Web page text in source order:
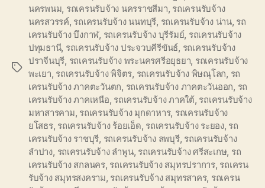
Tags
นครพนม รถเครนรับจ้าง นครราชสีมา รถเครนรับจ้าง
นครสวรรค์, รถเครนรับจ้าง นนทบุรี รถเครนรับจ้าง น่าน, รถ
เครนรับจ้าง บึงกาฬ, รถเครนรับจ้าง บุรีรัมย์, รถเครนรับจ้าง
ปทุมธานี, รถเครนรับจ้าง ประจวบคีรีขันธ์ รถเครนรับจ้าง
ปราจีนบุรี รถเครนรับจ้าง พระนครศรีอยุธยา รถเครนรับจ้าง
พะเยา รถเครนรับจ้าง พิจิตร รถเครนรับจ้าง พิษณุโลก รถ
เครนรับจ้าง ภาคตะวันตก รถเครนรับจ้าง ภาคตะวันออก รถ
เครนรับจ้าง ภาคเหนือ รถเครนรับจ้าง ภาคใต้ รถเครนรับจ้าง
มหาสารคาม รถเครนรับจ้าง มุกดาหาร, รถเครนรับจ้าง
ยโสธร, รถเครนรับจ้าง ร้อยเอ็ด รถเครนรับจ้าง ระยอง, รถ
เครนรับจ้าง ราชบุรี รถเครนรับจ้าง ลพบุรี, รถเครนรับจ้าง
ลำปาง รถเครนรับจ้าง ลำพูน, รถเครนรับจ้าง ศรีสะเกษ รถ
เครนรับจ้าง สกลนคร, รถเครนรับจ้าง สมุทรปราการ, รถเครน
รับจ้าง สมุทรสงคราม รถเครนรับจ้าง สมุทรสาคร, รถเครน